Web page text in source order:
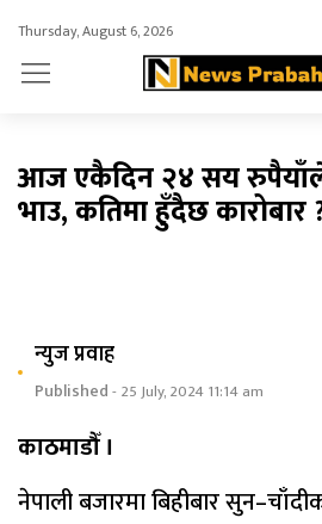
Thursday, August 6, 2026
आज एकैदिन २४ सय
भाउ, कतिमा हुँदैछ कारोबार
न्युज प्रवाह
Published- 25 July, 2024 11:14 am
काठमाडौँ ।
नेपाली बजारमा बिहीबार